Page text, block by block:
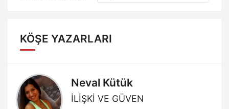
KÖŞE YAZARLARI
Neval Kütük
İLİŞKİ VE GÜVEN